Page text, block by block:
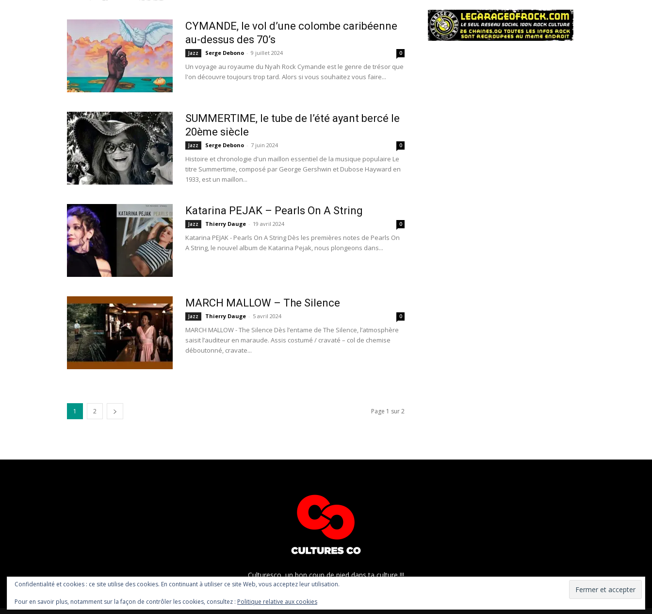
CYMANDE, le vol d’une colombe caribéenne
au-dessus des 70’s
Jazz Serge Debono - 9 juillet 2024 0
Un voyage au royaume du Nyah Rock Cymande est le genre de trésor que
l'on découvre toujours trop tard. Alors si vous souhaitez vous faire...
SUMMERTIME, le tube de l’été ayant bercé le
20ème siècle
Jazz Serge Debono - 7 juin 2024 0
Histoire et chronologie d'un maillon essentiel de la musique populaire Le
titre Summertime, composé par George Gershwin et Dubose Hayward en
1933, est un maillon...
Katarina PEJAK – Pearls On A String
Jazz Thierry Dauge - 19 avril 2024 0
Katarina PEJAK - Pearls On A String Dès les premières notes de Pearls On
A String, le nouvel album de Katarina Pejak, nous plongeons dans...
MARCH MALLOW – The Silence
Jazz Thierry Dauge - 5 avril 2024 0
MARCH MALLOW - The Silence Dès l’entame de The Silence, l’atmosphère
saisit l’auditeur en maraude. Assis costumé / cravaté – col de chemise
déboutonné, cravate...
1 2 Page 1 sur 2
Culturesco, un bon coup de pied dans ta culture !!!
Confidentialité et cookies : ce site utilise des cookies. En continuant à utiliser ce site Web, vous acceptez leur utilisation.
Pour en savoir plus, notamment sur la façon de contrôler les cookies, consultez : Politique relative aux cookies